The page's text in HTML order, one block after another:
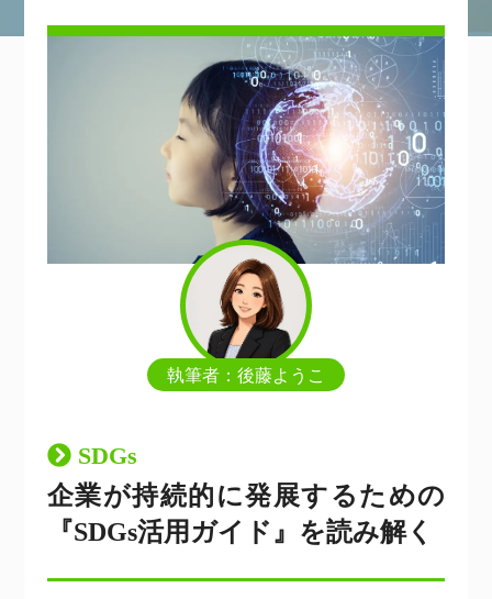
執筆者：後藤ようこ
SDGs
企業が持続的に発展するための
『SDGs活用ガイド』を読み解く